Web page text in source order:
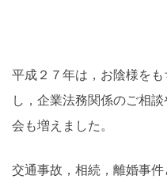
平成２７年は，お陰様を
し，企業法務関係のご相
会も増えました。
交通事故，相続，離婚事件